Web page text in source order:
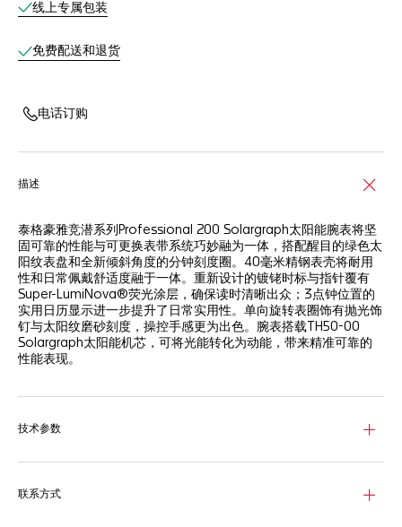
线上专属包装
免费配送和退货
电话订购
描述
泰格豪雅竞潜系列Professional 200 Solargraph太阳能腕表将坚
固可靠的性能与可更换表带系统巧妙融为一体，搭配醒目的绿色太
阳纹表盘和全新倾斜角度的分钟刻度圈。40毫米精钢表壳将耐用
性和日常佩戴舒适度融于一体。重新设计的镀铑时标与指针覆有
Super-LumiNova®荧光涂层，确保读时清晰出众；3点钟位置的
实用日历显示进一步提升了日常实用性。单向旋转表圈饰有抛光饰
钉与太阳纹磨砂刻度，操控手感更为出色。腕表搭载TH50-00
Solargraph太阳能机芯，可将光能转化为动能，带来精准可靠的
性能表现。
技术参数
联系方式